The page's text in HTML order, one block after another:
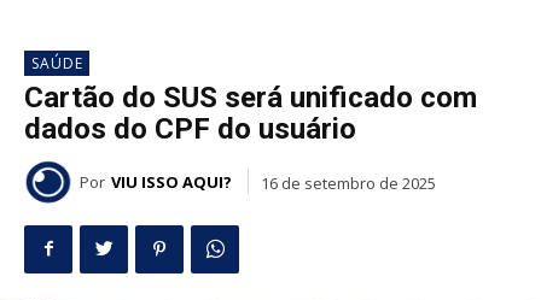
SAÚDE
Cartão do SUS será unificado com
dados do CPF do usuário
Por VIU ISSO AQUI? 16 de setembro de 2025